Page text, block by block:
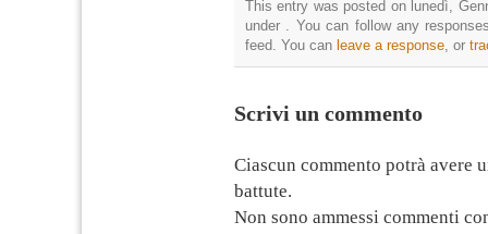
This entry was posted on lunedì,
under . You can follow any
feed. You can leave a response, or
Scrivi un commento
Ciascun commento potrà avere
battute.
Non sono ammessi commenti